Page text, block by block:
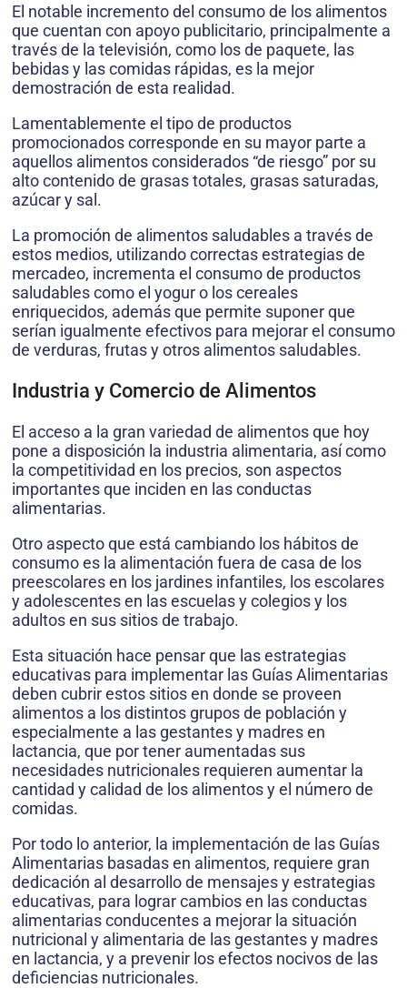
El notable incremento del consumo de los alimentos
que cuentan con apoyo publicitario, principalmente a
través de la televisión, como los de paquete, las
bebidas y las comidas rápidas, es la mejor
demostración de esta realidad.
Lamentablemente el tipo de productos
promocionados corresponde en su mayor parte a
aquellos alimentos considerados “de riesgo” por su
alto contenido de grasas totales, grasas saturadas,
azúcar y sal.
La promoción de alimentos saludables a través de
estos medios, utilizando correctas estrategias de
mercadeo, incrementa el consumo de productos
saludables como el yogur o los cereales
enriquecidos, además que permite suponer que
serían igualmente efectivos para mejorar el consumo
de verduras, frutas y otros alimentos saludables.
Industria y Comercio de Alimentos
El acceso a la gran variedad de alimentos que hoy
pone a disposición la industria alimentaria, así como
la competitividad en los precios, son aspectos
importantes que inciden en las conductas
alimentarias.
Otro aspecto que está cambiando los hábitos de
consumo es la alimentación fuera de casa de los
preescolares en los jardines infantiles, los escolares
y adolescentes en las escuelas y colegios y los
adultos en sus sitios de trabajo.
Esta situación hace pensar que las estrategias
educativas para implementar las Guías Alimentarias
deben cubrir estos sitios en donde se proveen
alimentos a los distintos grupos de población y
especialmente a las gestantes y madres en
lactancia, que por tener aumentadas sus
necesidades nutricionales requieren aumentar la
cantidad y calidad de los alimentos y el número de
comidas.
Por todo lo anterior, la implementación de las Guías
Alimentarias basadas en alimentos, requiere gran
dedicación al desarrollo de mensajes y estrategias
educativas, para lograr cambios en las conductas
alimentarias conducentes a mejorar la situación
nutricional y alimentaria de las gestantes y madres
en lactancia, y a prevenir los efectos nocivos de las
deficiencias nutricionales.